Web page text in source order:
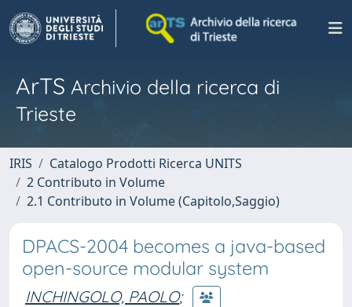
ArTS Archivio della ricerca di
Trieste
IRIS
Catalogo Prodotti Ricerca UNITS
2 Contributo in Volume
2.1 Contributo in Volume (Capitolo,Saggio)
DPACS-2004 becomes a java-based
open-source modular system
INCHINGOLO, PAOLO;